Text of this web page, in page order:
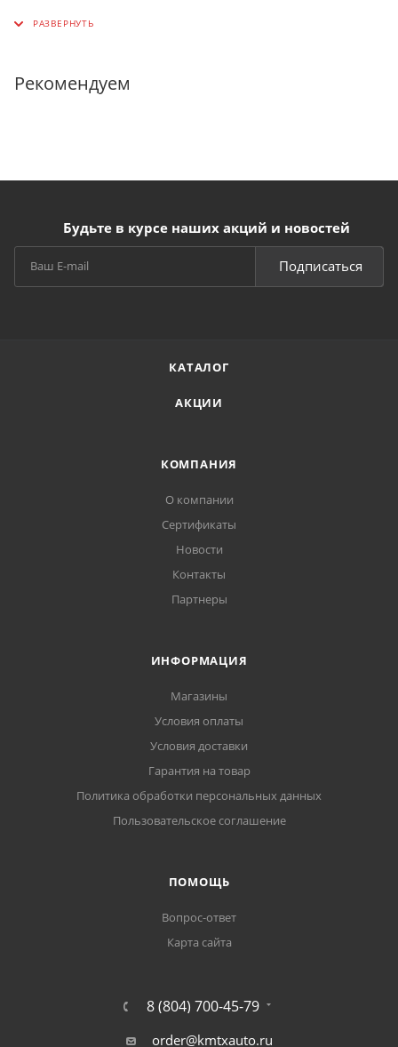
Рекомендуем
Будьте в курсе наших акций и новостей
Подписаться
КАТАЛОГ
АКЦИИ
КОМПАНИЯ
О компании
Сертификаты
Новости
Контакты
Партнеры
ИНФОРМАЦИЯ
Магазины
Условия оплаты
Условия доставки
Гарантия на товар
Политика обработки персональных данных
Пользовательское соглашение
ПОМОЩЬ
Вопрос-ответ
Карта сайта
8 (804) 700-45-79
order@kmtxauto.ru